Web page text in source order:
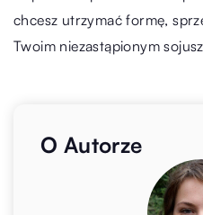
chcesz utrzymać formę,
Twoim niezastąpionym
O Autorze